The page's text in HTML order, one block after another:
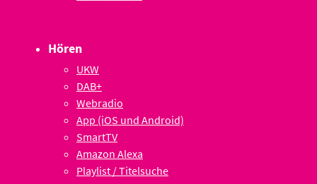
Hören
UKW
DAB+
Webradio
App (iOS und Android)
SmartTV
Amazon Alexa
Playlist / Titelsuche